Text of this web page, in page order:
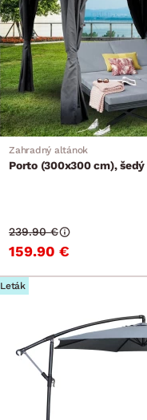
Zahradný altánok
Porto (300x300 cm), šedý
159.90 €
239.90 €
Leták